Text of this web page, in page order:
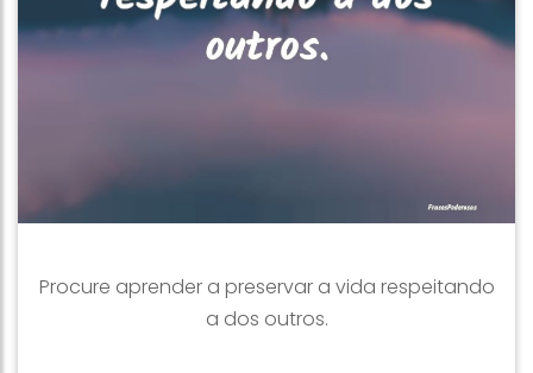
Procure aprender a preservar a vida respeitando
a dos outros.